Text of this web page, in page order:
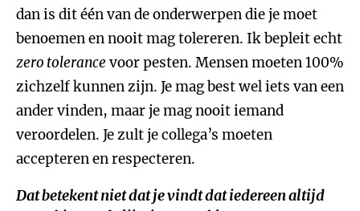
dan is dit één van de onderwerpen die je moet
benoemen en nooit mag tolereren. Ik bepleit echt
zero tolerance voor pesten. Mensen moeten 100%
zichzelf kunnen zijn. Je mag best wel iets van een
ander vinden, maar je mag nooit iemand
veroordelen. Je zult je collega’s moeten
accepteren en respecteren.
Dat betekent niet dat je vindt dat iedereen altijd